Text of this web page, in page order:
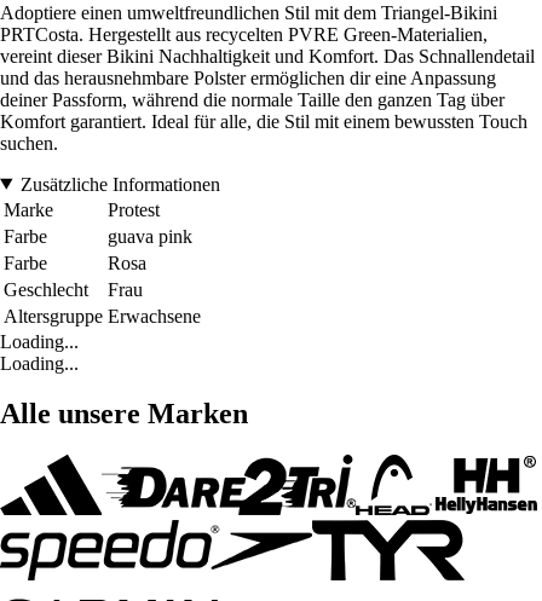
Adoptiere einen umweltfreundlichen Stil mit dem Triangel-Bikini
PRTCosta. Hergestellt aus recycelten PVRE Green-Materialien,
vereint dieser Bikini Nachhaltigkeit und Komfort. Das Schnallendetail
und das herausnehmbare Polster ermöglichen dir eine Anpassung
deiner Passform, während die normale Taille den ganzen Tag über
Komfort garantiert. Ideal für alle, die Stil mit einem bewussten Touch
suchen.
Zusätzliche Informationen
Marke
Protest
Farbe
guava pink
Farbe
Rosa
Geschlecht
Frau
Altersgruppe Erwachsene
Loading...
Loading...
Alle unsere Marken